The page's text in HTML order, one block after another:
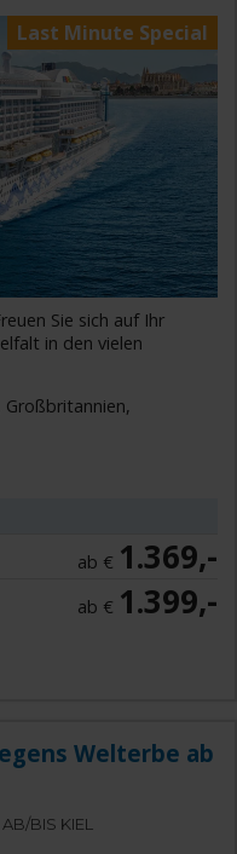
Last Minute Special
Sie sich auf Ihr
in den vielen
Großbritannien,
ab € 1.369,-
ab € 1.399,-
Welterbe ab
AB/BIS KIEL